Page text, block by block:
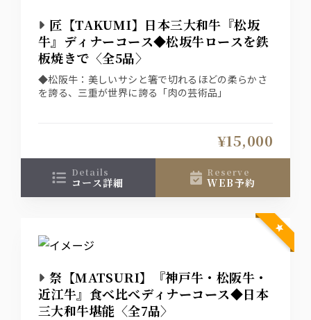
匠【TAKUMI】日本三大和牛『松坂
牛』ディナーコース◆松坂牛ロースを鉄
板焼きで〈全5品〉
◆松阪牛：美しいサシと箸で切れるほどの柔らかさ
を誇る、三重が世界に誇る「肉の芸術品」
¥15,000
details
コース詳細
reserve
WEB予約
祭【MATSURI】『神戸牛・松阪牛・
近江牛』食べ比べディナーコース◆日本
三大和牛堪能〈全7品〉